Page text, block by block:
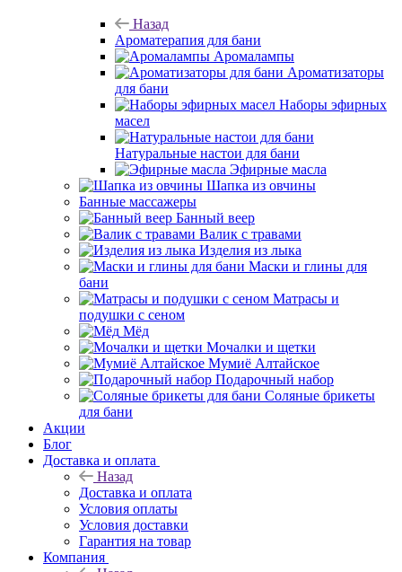
Назад
Ароматерапия для бани
Аромалампы
Ароматизаторы
для бани
Наборы эфирных
масел
Натуральные настои для бани
Эфирные масла
Шапка из овчины
Банные массажеры
Банный веер
Валик с травами
Изделия из лыка
Маски и глины для
бани
Матрасы и
подушки с сеном
Мёд
Мочалки и щетки
Мумиё Алтайское
Подарочный набор
Соляные брикеты
для бани
Акции
Блог
Доставка и оплата
Назад
Доставка и оплата
Условия оплаты
Условия доставки
Гарантия на товар
Компания